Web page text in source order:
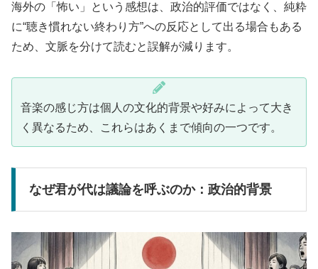
海外の「怖い」という感想は、政治的評価ではなく、純粋
に“聴き慣れない終わり方”への反応として出る場合もある
ため、文脈を分けて読むと誤解が減ります。
音楽の感じ方は個人の文化的背景や好みによって大き
く異なるため、これらはあくまで傾向の一つです。
なぜ君が代は議論を呼ぶのか：政治的背景